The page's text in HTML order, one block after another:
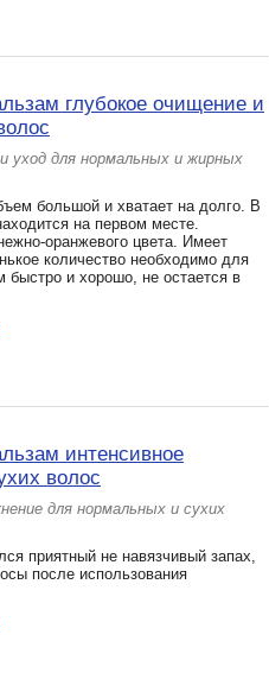
глубокое очищение и
уход для нормальных и жирных
большой и хватает на долго. В
на первом месте.
оранжевого цвета. Имеет
количество необходимо для
быстро и хорошо, не остается в
интенсивное
волос
для нормальных и сухих
приятный не навязчивый запах,
после использования